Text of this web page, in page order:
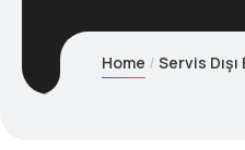
Home Servis